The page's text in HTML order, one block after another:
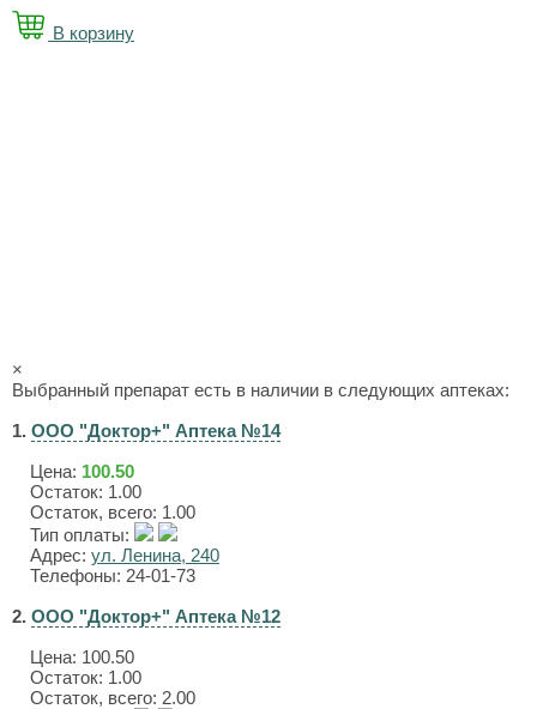
В корзину
×
Выбранный препарат есть в наличии в следующих аптеках:
1. ООО "Доктор+" Аптека №14
Цена: 100.50
Остаток: 1.00
Остаток, всего: 1.00
Тип оплаты:
Адрес: ул. Ленина, 240
Телефоны: 24-01-73
2. ООО "Доктор+" Аптека №12
Цена: 100.50
Остаток: 1.00
Остаток, всего: 2.00